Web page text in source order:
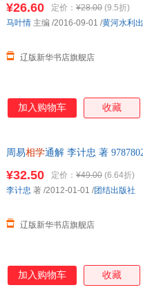
作，以供读者学习和参考。
¥26.60 定价： ¥28.00 (9.5折)
辽版新华书店旗舰店
马叶情 主编 /2016-09-01 /黄河水利
加入购物车 收藏
周易相学通解 李计忠 著
¥32.50 定价： ¥49.00 (6.64折)
辽版新华书店旗舰店
李计忠 著 /2012-01-01 /团结出版社
加入购物车 收藏